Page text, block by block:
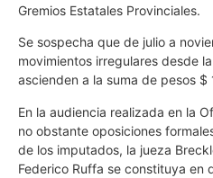
Gremios Estatales Provinciales.
Se sospecha que de julio a
movimientos irregulares desde
ascienden a la suma de pesos $
En la audiencia realizada en la
no obstante oposiciones
de los imputados, la jueza
Federico Ruffa se constituya en